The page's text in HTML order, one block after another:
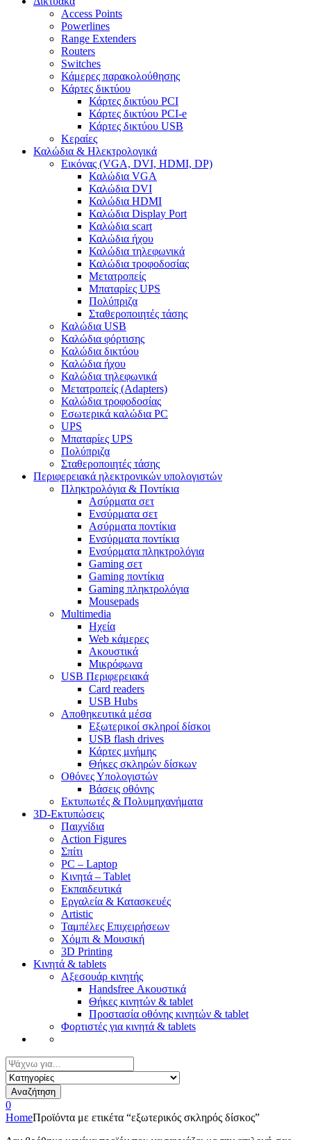
Access Points
Powerlines
Range Extenders
Routers
Switches
Κάμερες παρακολούθησης
Κάρτες δικτύου
Κάρτες δικτύου PCI
Κάρτες δικτύου PCI-e
Κάρτες δικτύου USB
Κεραίες
Καλώδια & Ηλεκτρολογικά
Εικόνας (VGA, DVI, HDMI, DP)
Καλώδια VGA
Καλώδια DVI
Καλώδια HDMI
Καλώδια Display Port
Καλώδια scart
Καλώδια ήχου
Καλώδια τηλεφωνικά
Καλώδια τροφοδοσίας
Μετατροπείς
Μπαταρίες UPS
Πολύπριζα
Σταθεροποιητές τάσης
Καλώδια USB
Καλώδια φόρτισης
Καλώδια δικτύου
Καλώδια ήχου
Καλώδια τηλεφωνικά
Μετατροπείς (Adapters)
Καλώδια τροφοδοσίας
Εσωτερικά καλώδια PC
UPS
Μπαταρίες UPS
Πολύπριζα
Σταθεροποιητές τάσης
Περιφερειακά ηλεκτρονικών υπολογιστών
Πληκτρολόγια & Ποντίκια
Ασύρματα σετ
Ενσύρματα σετ
Ασύρματα ποντίκια
Ενσύρματα ποντίκια
Ενσύρματα πληκτρολόγια
Gaming σετ
Gaming ποντίκια
Gaming πληκτρολόγια
Mousepads
Multimedia
Ηχεία
Web κάμερες
Ακουστικά
Μικρόφωνα
USB Περιφερειακά
Card readers
USB Hubs
Αποθηκευτικά μέσα
Εξωτερικοί σκληροί δίσκοι
USB flash drives
Κάρτες μνήμης
Θήκες σκληρών δίσκων
Οθόνες Υπολογιστών
Βάσεις οθόνης
Εκτυπωτές & Πολυμηχανήματα
3D-Εκτυπώσεις
Παιχνίδια
Action Figures
Σπίτι
PC – Laptop
Κινητά – Tablet
Εκπαιδευτικά
Εργαλεία & Κατασκευές
Artistic
Ταμπέλες Επιχειρήσεων
Χόμπι & Μουσική
3D Printing
Κινητά & tablets
Αξεσουάρ κινητής
Handsfree Ακουστικά
Θήκες κινητών & tablet
Προστασία οθόνης κινητών & tablet
Φορτιστές για κινητά & tablets
Αναζήτηση
για:
Αναζήτηση
0
HomeΠροϊόντα με ετικέτα “εξωτερικός σκληρός δίσκος”